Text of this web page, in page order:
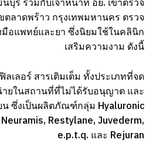
รี ร่วมกับเจ้าหน้าที่ อย. เข้าตรวจ
ลาดพร้าว กรุงเทพมหานคร ตรวจ
มือแพทย์และยา ซึ่งนิยมใช้ในคลินิก
เสริมความงาม ดังนี้
เลอร์ สารเติมเต็ม ทั้งประเภทที่จด
ยในสถานที่ที่ไม่ได้รับอนุญาต และ
น ซึ่งเป็นผลิตภัณฑ์กลุ่ม Hyaluronic
Restylane, Juvederm,
e.p.t.q. และ Rejuran